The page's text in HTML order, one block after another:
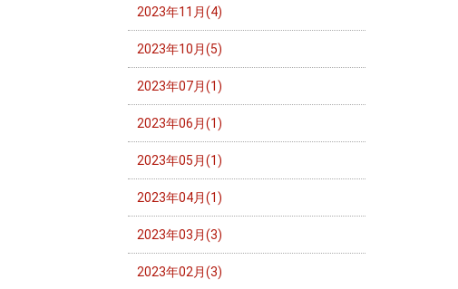
2023年11月(4)
2023年10月(5)
2023年07月(1)
2023年06月(1)
2023年05月(1)
2023年04月(1)
2023年03月(3)
2023年02月(3)